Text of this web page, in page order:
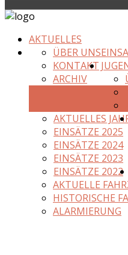
AKTUELLES
ÜBER UNS
KONTAKT
ARCHIV
AKTUELLES
EINSÄTZE 2025
EINSÄTZE 2024
EINSÄTZE 2023
EINSÄTZE 2022
AKTUELLE
HISTORISCHE
ALARMIERUNG